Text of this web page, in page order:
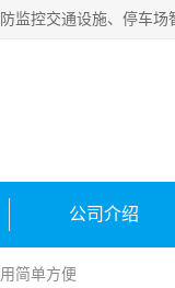
公司介绍
简单方便